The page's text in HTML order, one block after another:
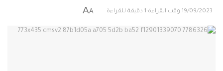
19/09/2023 وقت القراءة:1 دقيقة للقراءة A
A